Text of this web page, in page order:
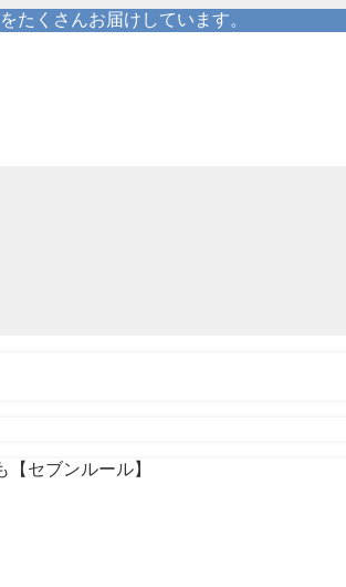
たくさんお届けしています。